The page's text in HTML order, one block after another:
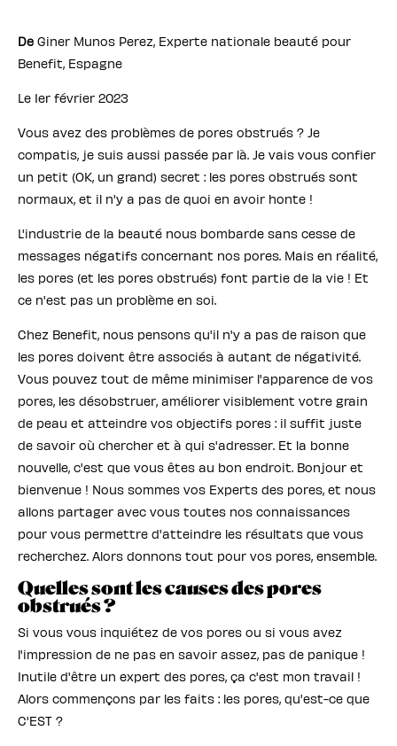
De Giner Munos Perez, Experte nationale beauté pour
Benefit, Espagne
Le 1er février 2023
Vous avez des problèmes de pores obstrués ? Je
compatis, je suis aussi passée par là. Je vais vous confier
un petit (OK, un grand) secret : les pores obstrués sont
normaux, et il n'y a pas de quoi en avoir honte !
L'industrie de la beauté nous bombarde sans cesse de
messages négatifs concernant nos pores. Mais en réalité,
les pores (et les pores obstrués) font partie de la vie ! Et
ce n'est pas un problème en soi.
Chez Benefit, nous pensons qu'il n'y a pas de raison que
les pores doivent être associés à autant de négativité.
Vous pouvez tout de même minimiser l'apparence de vos
pores, les désobstruer, améliorer visiblement votre grain
de peau et atteindre vos objectifs pores : il suffit juste
de savoir où chercher et à qui s'adresser. Et la bonne
nouvelle, c'est que vous êtes au bon endroit. Bonjour et
bienvenue ! Nous sommes vos Experts des pores, et nous
allons partager avec vous toutes nos connaissances
pour vous permettre d'atteindre les résultats que vous
recherchez. Alors donnons tout pour vos pores, ensemble.
Quelles sont les causes des pores
obstrués ?
Si vous vous inquiétez de vos pores ou si vous avez
l'impression de ne pas en savoir assez, pas de panique !
Inutile d'être un expert des pores, ça c'est mon travail !
Alors commençons par les faits : les pores, qu'est-ce que
C'EST ?